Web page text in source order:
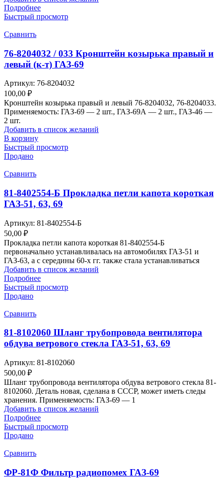
Подробнее
Быстрый просмотр
Сравнить
76-8204032 / 033 Кронштейн козырька правый и
левый (к-т) ГАЗ-69
Артикул: 76-8204032
100,00 ₽
Кронштейн козырька правый и левый 76-8204032, 76-8204033.
Применяемость: ГАЗ-69 — 2 шт., ГАЗ-69А — 2 шт., ГАЗ-46 —
2 шт.
Добавить в список желаний
В корзину
Быстрый просмотр
Продано
Сравнить
81-8402554-Б Прокладка петли капота короткая
ГАЗ-51, 63, 69
Артикул: 81-8402554-Б
50,00 ₽
Прокладка петли капота короткая 81-8402554-Б
первоначально устанавливалась на автомобилях ГАЗ-51 и
ГАЗ-63, а с середины 60-х гг. также стала устанавливаться
Добавить в список желаний
Подробнее
Быстрый просмотр
Продано
Сравнить
81-8102060 Шланг трубопровода вентилятора
обдува ветрового стекла ГАЗ-51, 63, 69
Артикул: 81-8102060
500,00 ₽
Шланг трубопровода вентилятора обдува ветрового стекла 81-
8102060. Деталь новая, сделана в СССР, может иметь следы
хранения. Применяемость: ГАЗ-69 — 1
Добавить в список желаний
Подробнее
Быстрый просмотр
Продано
Сравнить
ФР-81Ф Фильтр радиопомех ГАЗ-69